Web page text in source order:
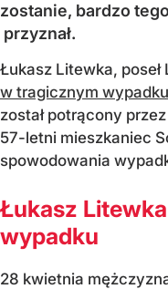
zostanie, bardzo
przyznał.
Łukasz Litewka, poseł
w tragicznym
został potrącony
57-letni mieszkaniec
spowodowania
Łukasz
wypadku
28 kwietnia